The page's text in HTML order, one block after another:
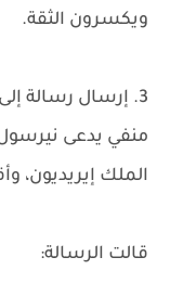
ويكسرون الثقة.
3. إرسال رسالة
منفي يدعى
الملك إيريديون،
قالت الرسالة: